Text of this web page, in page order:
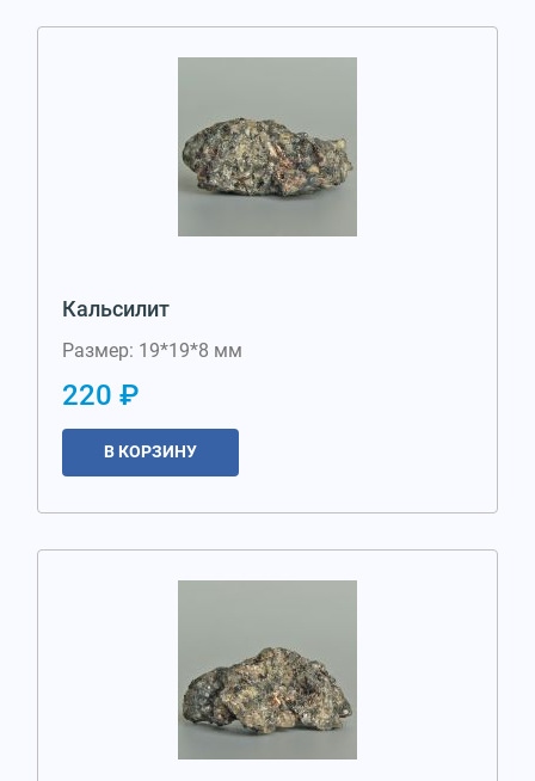
Кальсилит
Размер: 19*19*8 мм
220 ₽
В КОРЗИНУ